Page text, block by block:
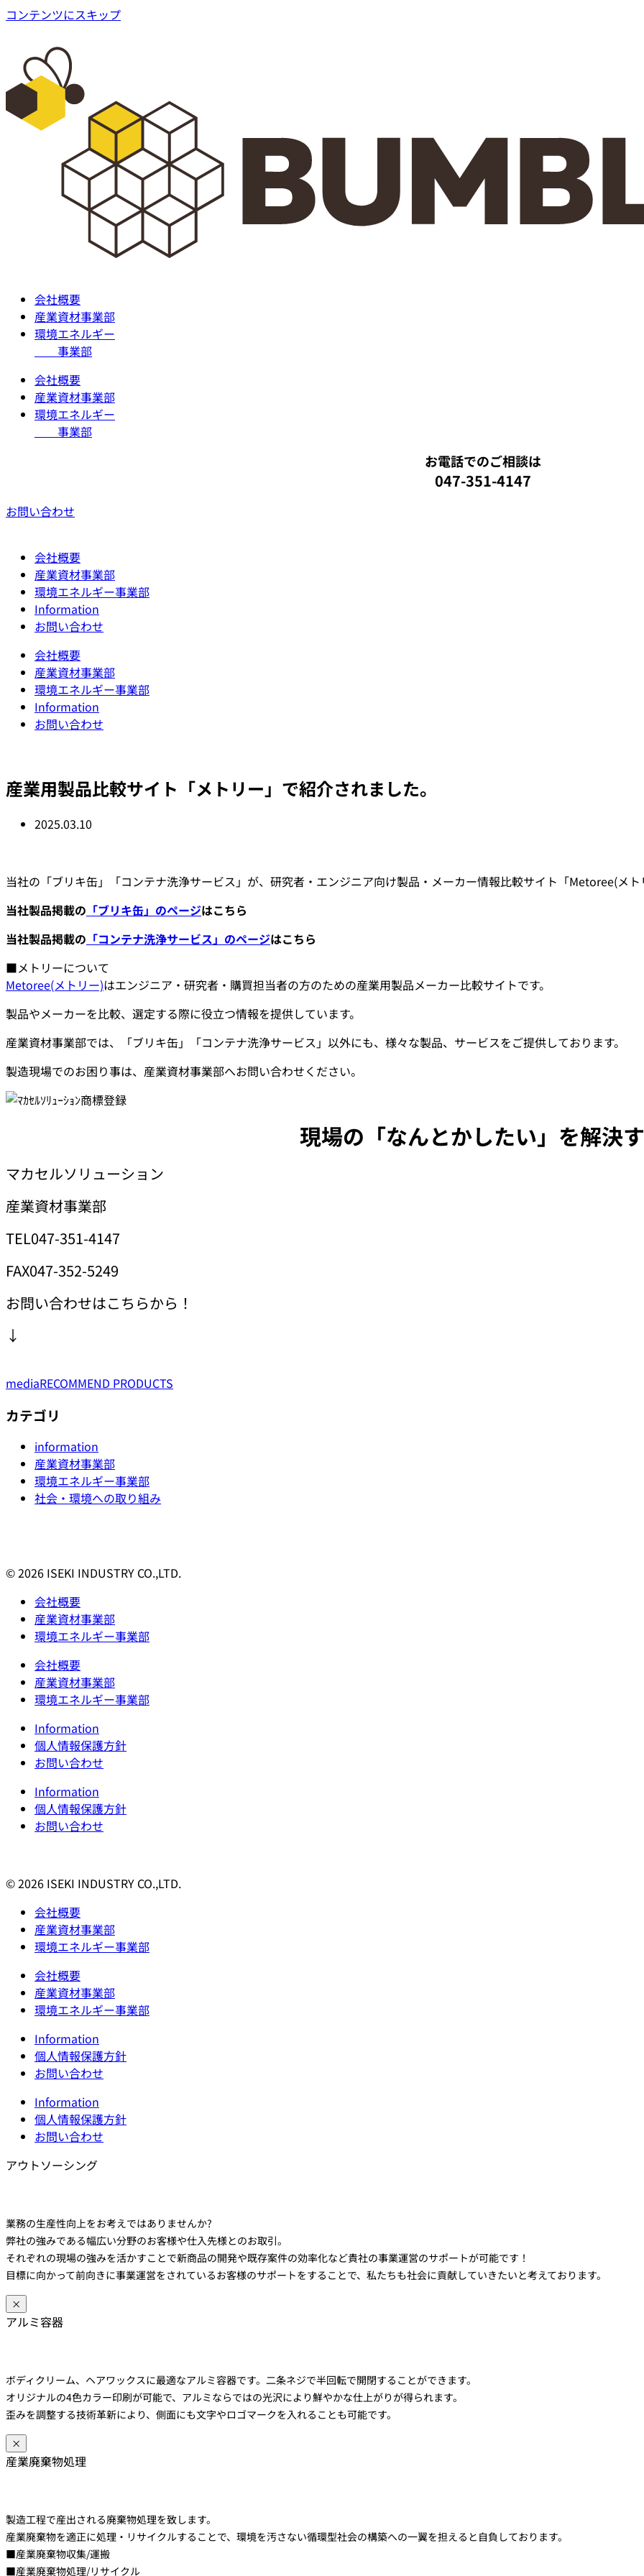
コンテンツにスキップ
会社概要
産業資材事業部
環境エネルギー
事業部
会社概要
産業資材事業部
環境エネルギー
事業部
お電話でのご相談は
047-351-4147
お問い合わせ
会社概要
産業資材事業部
環境エネルギー事業部
Information
お問い合わせ
会社概要
産業資材事業部
環境エネルギー事業部
Information
お問い合わせ
産業用製品比較サイト「メトリー」で紹介されました。
2025.03.10
当社の「ブリキ缶」「コンテナ洗浄サービス」が、研究者・エンジニア向け製品・メーカー情報比較サイト「Metoree(メ
当社製品掲載の 「ブリキ缶」のページはこちら
当社製品掲載の 「コンテナ洗浄サービス」のページはこちら
■メトリーについて
Metoree(メトリー)はエンジニア・研究者・購買担当者の方のための産業用製品メーカー比較サイトです。
製品やメーカーを比較、選定する際に役立つ情報を提供しています。
産業資材事業部では、「ブリキ缶」「コンテナ洗浄サービス」以外にも、様々な製品、サービスをご提供しております。
製造現場でのお困り事は、産業資材事業部へお問い合わせください。
現場の「なんとかしたい」を解決
マカセルソリューション
産業資材事業部
TEL047-351-4147
FAX047-352-5249
お問い合わせはこちらから！
↓
mediaRECOMMEND PRODUCTS
カテゴリ
information
産業資材事業部
環境エネルギー事業部
社会・環境への取り組み
© 2026 ISEKI INDUSTRY CO.,LTD.
会社概要
産業資材事業部
環境エネルギー事業部
会社概要
産業資材事業部
環境エネルギー事業部
Information
個人情報保護方針
お問い合わせ
Information
個人情報保護方針
お問い合わせ
© 2026 ISEKI INDUSTRY CO.,LTD.
会社概要
産業資材事業部
環境エネルギー事業部
会社概要
産業資材事業部
環境エネルギー事業部
Information
個人情報保護方針
お問い合わせ
Information
個人情報保護方針
お問い合わせ
アウトソーシング
業務の生産性向上をお考えではありませんか?
弊社の強みである幅広い分野のお客様や仕入先様とのお取引。
それぞれの現場の強みを活かすことで新商品の開発や既存案件の効率化など貴社の事業運営のサポートが可能です！
目標に向かって前向きに事業運営をされているお客様のサポートをすることで、私たちも社会に貢献していきたいと考えております。
×
アルミ容器
ボディクリーム、ヘアワックスに最適なアルミ容器です。二条ネジで半回転で開閉することができます。
オリジナルの4色カラー印刷が可能で、アルミならではの光沢により鮮やかな仕上がりが得られます。
歪みを調整する技術革新により、側面にも文字やロゴマークを入れることも可能です。
×
産業廃棄物処理
製造工程で産出される廃棄物処理を致します。
産業廃棄物を適正に処理・リサイクルすることで、環境を汚さない循環型社会の構築への一翼を担えると自負しております。
■産業廃棄物収集/運搬
■産業廃棄物処理/リサイクル